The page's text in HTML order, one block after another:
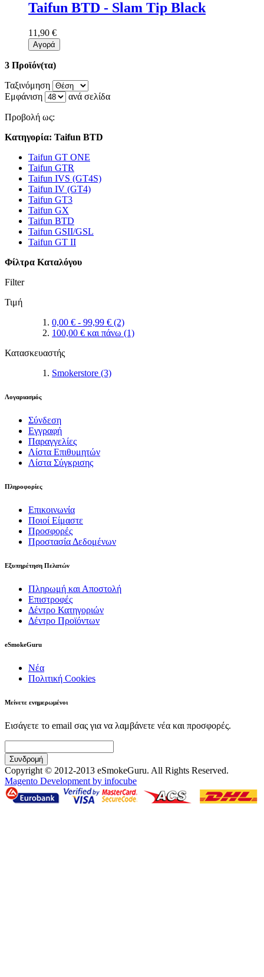
Taifun BTD - Slam Tip Black
11,90 €
Αγορά
3 Προϊόν(τα)
Ταξινόμηση
Εμφάνιση
ανά σελίδα
Προβολή ως:
Κατηγορία: Taifun BTD
Taifun GT ONE
Taifun GTR
Taifun IVS (GT4S)
Taifun IV (GT4)
Taifun GT3
Taifun GX
Taifun BTD
Taifun GSII/GSL
Taifun GT II
Φίλτρα Καταλόγου
Filter
Τιμή
0,00 € - 99,99 € (2)
100,00 € και πάνω (1)
Κατασκευαστής
Smokerstore (3)
Λογαριασμός
Σύνδεση
Εγγραφή
Παραγγελίες
Λίστα Επιθυμητών
Λίστα Σύγκρισης
Πληροφορίες
Επικοινωνία
Ποιοί Είμαστε
Προσφορές
Προστασία Δεδομένων
Εξυπηρέτηση Πελατών
Πληρωμή και Αποστολή
Επιστροφές
Δέντρο Κατηγοριών
Δέντρο Προϊόντων
eSmokeGuru
Νέα
Πολιτική Cookies
Μείνετε ενημερωμένοι
Εισάγετε το email σας για να λαμβάνετε νέα και προσφορές.
Συνδρομή
Copyright © 2012-2013 eSmokeGuru. All Rights Reserved.
Magento Development by infocube